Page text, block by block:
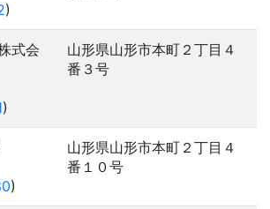
)
式会
)
山形県山形市本町２丁目４
番３号
)
山形県山形市本町２丁目４
番１０号